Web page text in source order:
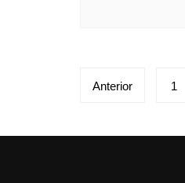
Paginação
posts
Anterior 1